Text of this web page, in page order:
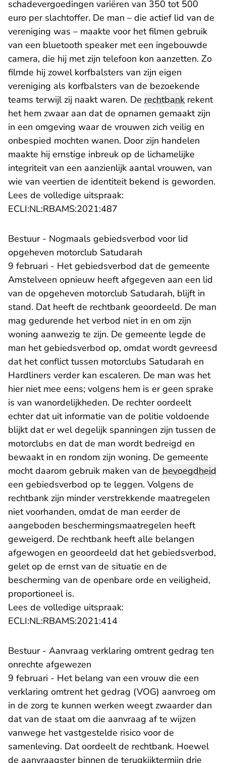
schadevergoedingen variëren van 350 tot 500
euro per slachtoffer. De man – die actief lid van de
vereniging was – maakte voor het filmen gebruik
van een bluetooth speaker met een ingebouwde
camera, die hij met zijn telefoon kon aanzetten. Zo
filmde hij zowel korfbalsters van zijn eigen
vereniging als korfbalsters van de bezoekende
teams terwijl zij naakt waren. De rechtbank rekent
het hem zwaar aan dat de opnamen gemaakt zijn
in een omgeving waar de vrouwen zich veilig en
onbespied mochten wanen. Door zijn handelen
maakte hij ernstige inbreuk op de lichamelijke
integriteit van een aanzienlijk aantal vrouwen, van
wie van veertien de identiteit bekend is geworden.
Lees de volledige uitspraak:
ECLI:NL:RBAMS:2021:487
Bestuur - Nogmaals gebiedsverbod voor lid
opgeheven motorclub Satudarah
9 februari - Het gebiedsverbod dat de gemeente
Amstelveen opnieuw heeft afgegeven aan een lid
van de opgeheven motorclub Satudarah, blijft in
stand. Dat heeft de rechtbank geoordeeld. De man
mag gedurende het verbod niet in en om zijn
woning aanwezig te zijn. De gemeente legde de
man het gebiedsverbod op, omdat wordt gevreesd
dat het conflict tussen motorclubs Satudarah en
Hardliners verder kan escaleren. De man was het
hier niet mee eens; volgens hem is er geen sprake
is van wanordelijkheden. De rechter oordeelt
echter dat uit informatie van de politie voldoende
blijkt dat er wel degelijk spanningen zijn tussen de
motorclubs en dat de man wordt bedreigd en
bewaakt in en rondom zijn woning. De gemeente
mocht daarom gebruik maken van de bevoegdheid
een gebiedsverbod op te leggen. Volgens de
rechtbank zijn minder verstrekkende maatregelen
niet voorhanden, omdat de man eerder de
aangeboden beschermingsmaatregelen heeft
geweigerd. De rechtbank heeft alle belangen
afgewogen en geoordeeld dat het gebiedsverbod,
gelet op de ernst van de situatie en de
bescherming van de openbare orde en veiligheid,
proportioneel is.
Lees de volledige uitspraak:
ECLI:NL:RBAMS:2021:414- U verlaat Rechtspraak.nl
Bestuur - Aanvraag verklaring omtrent gedrag ten
onrechte afgewezen
9 februari - Het belang van een vrouw die een
verklaring omtrent het gedrag (VOG) aanvroeg om
in de zorg te kunnen werken weegt zwaarder dan
dat van de staat om die aanvraag af te wijzen
vanwege het vastgestelde risico voor de
samenleving. Dat oordeelt de rechtbank. Hoewel
de aanvraagster binnen de terugkijktermijn drie